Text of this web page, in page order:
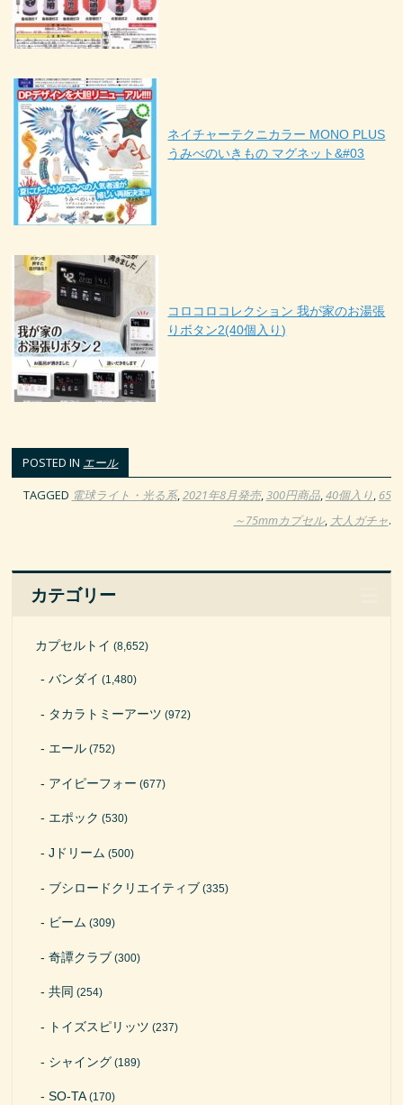
ネイチャーテクニカラー MONO PLUS
うみべのいきもの マグネット&#03
コロコロコレクション 我が家のお湯張
りボタン2(40個入り)
POSTED IN エール
TAGGED 電球ライト・光る系,2021年8月発売,300円商品,40個入り, 65
～75mmカプセル, 大人ガチャ.
カテゴリー
カプセルトイ (8,652)
バンダイ (1,480)
タカラトミーアーツ (972)
エール (752)
アイピーフォー (677)
エポック (530)
Jドリーム (500)
ブシロードクリエイティブ (335)
ビーム (309)
奇譚クラブ (300)
共同 (254)
トイズスピリッツ (237)
シャイング (189)
SO-TA(170)